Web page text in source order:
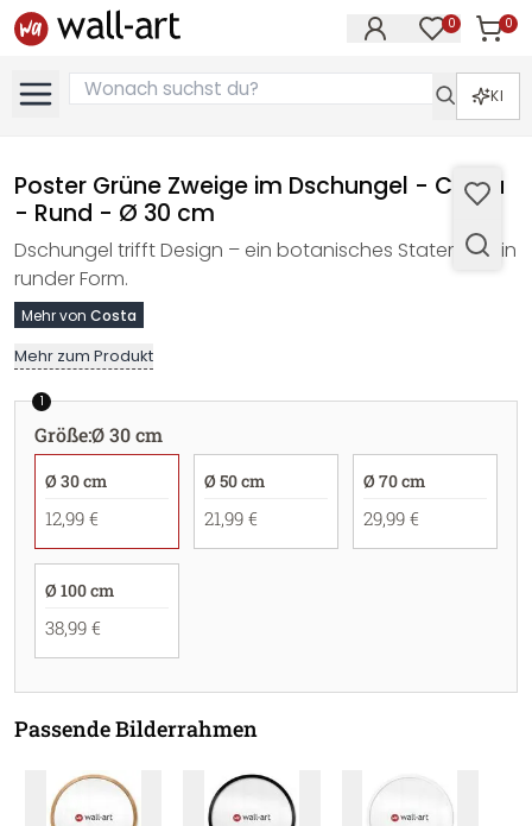
0 0
KI
Poster Grüne Zweige im Dschungel - Costa
- Rund - Ø 30 cm
Dschungel trifft Design – ein botanisches Statement in
runder Form.
Mehr von Costa
Mehr zum Produkt
1
Größe:Ø 30 cm
Ø 30 cm
12,99 €
Ø 50 cm
21,99 €
Ø 70 cm
29,99 €
Ø 100 cm
38,99 €
Passende Bilderrahmen